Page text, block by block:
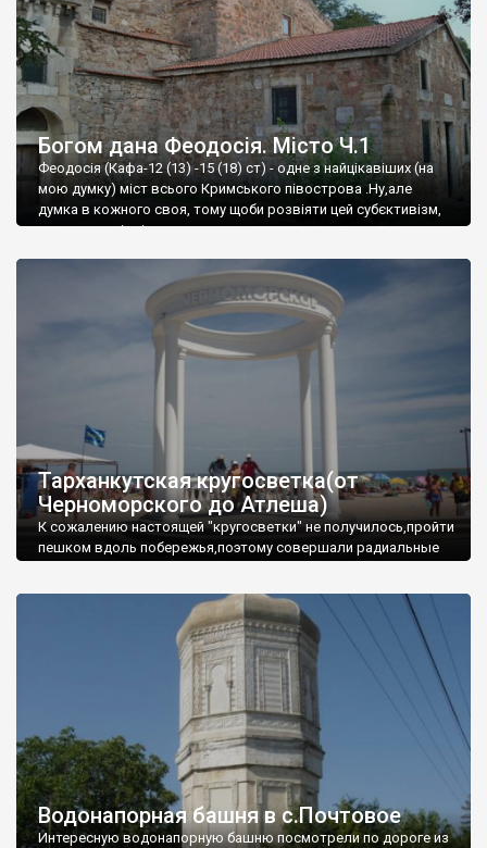
Богом дана Феодосія. Місто Ч.1
Феодосія (Кафа-12 (13) -15 (18) ст) - одне з найцікавіших (на
мою думку) міст всього Кримського півострова .Ну,але
думка в кожного своя, тому щоби розвіяти цей субєктивізм,
запрошую відвідати це
Тарханкутская кругосветка(от
Черноморского до Атлеша)
К сожалению настоящей "кругосветки" не получилось,пройти
пешком вдоль побережья,поэтому совершали радиальные
Водонапорная башня в с.Почтовое
Интересную водонапорную башню посмотрели по дороге из